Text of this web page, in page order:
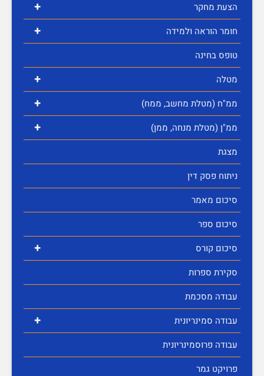
+ הצעת מחקר
+
חומר הוראה ולמידה
טופס בחינה
+ מטלה
+ ממ"ח (מטלת מחשב, ממח)
+
ממ"ן (מטלת מנחה, ממן)
מצגת
ניתוח פסק דין
סיכום מאמר
סיכום ספר
+
סיכום קורס
סקירת ספרות
עבודה מסכמת
+
עבודה סמינריונית
עבודה פרוסמינריונית
פרויקט גמר